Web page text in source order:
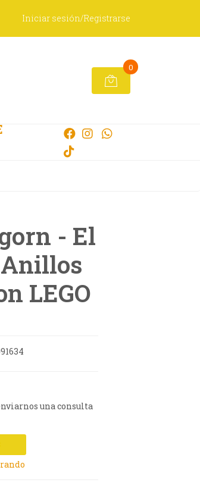
Iniciar sesión/Registrarse
0
- El
LEGO
una consulta